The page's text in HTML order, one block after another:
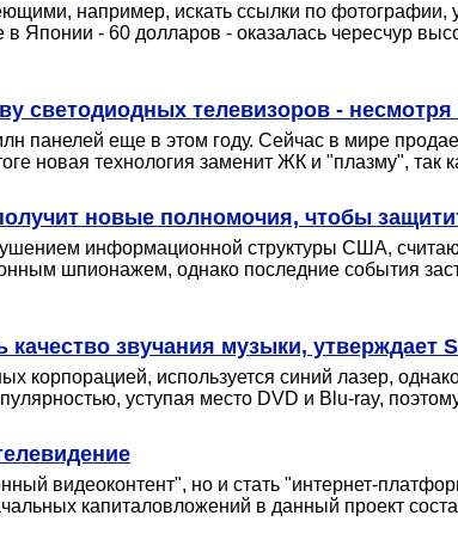
например, искать ссылки по фотографии,
Японии - 60 долларов - оказалась чересчур
светодиодных телевизоров - несмотря
панелей еще в этом году. Сейчас в мире
новая технология заменит ЖК и "плазму", так
новые полномочия, чтобы
информационной структуры США,
шпионажем, однако последние события
звучания музыки, утверждает
корпорацией, используется синий лазер,
уступая место DVD и Blu-ray,
видеоконтент", но и стать "интернет-
капиталовложений в данный проект